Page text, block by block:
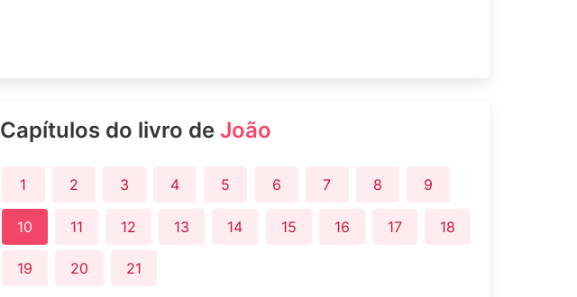
Capítulos do livro de João
1 2 3 4 5 6 7 8 9
10 11 12 13 14 15 16 17 18
19 20 21